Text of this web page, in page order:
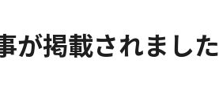
が掲載されました